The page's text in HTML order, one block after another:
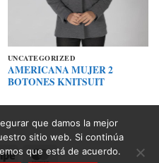
UNCATEGORIZED
AMERICANA MUJER 2
BOTONES KNITSUIT
Stripe MasterCard
que damos la mejor
sitio web. Si continúa
que está de acuerdo.